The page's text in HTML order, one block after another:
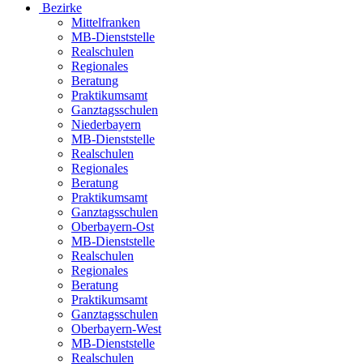
Bezirke
Mittelfranken
MB-Dienststelle
Realschulen
Regionales
Beratung
Praktikumsamt
Ganztagsschulen
Niederbayern
MB-Dienststelle
Realschulen
Regionales
Beratung
Praktikumsamt
Ganztagsschulen
Oberbayern-Ost
MB-Dienststelle
Realschulen
Regionales
Beratung
Praktikumsamt
Ganztagsschulen
Oberbayern-West
MB-Dienststelle
Realschulen